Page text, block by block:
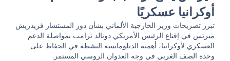
أوكرانيا عسكريًا
تبرز تصريحات وزير الخارجية الألماني بشأن دور المستشار فريدريش
ميرتس في إقناع الرئيس الأمريكي دونالد ترامب بمواصلة الدعم
العسكري لأوكرانيا، أهمية الدبلوماسية النشطة في الحفاظ على
وحدة الصف الغربي في وجه العدوان الروسي المستمر.